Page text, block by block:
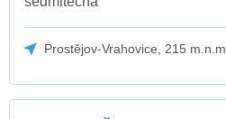
Prostějov-Vrahovice, 215 m.n.m.